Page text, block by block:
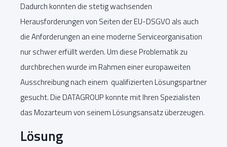
Dadurch konnten die stetig wachsenden
Herausforderungen von Seiten der EU-DSGVO als auch
die Anforderungen an eine moderne Serviceorganisation
nur schwer erfüllt werden. Um diese Problematik zu
durchbrechen wurde im Rahmen einer europaweiten
Ausschreibung nach einem qualifizierten Lösungspartner
gesucht. Die DATAGROUP konnte mit Ihren Spezialisten
das Mozarteum von seinem Lösungsansatz überzeugen.
Lösung